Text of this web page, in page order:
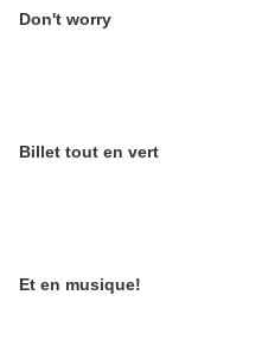
Don't worry
Billet tout en vert
Et en musique!